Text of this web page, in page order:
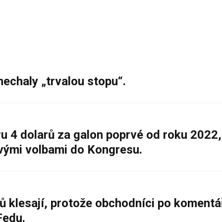
„trvalou stopu“.
4 dolarů za galon poprvé od roku
volbami do Kongresu.
klesají, protože obchodníci po